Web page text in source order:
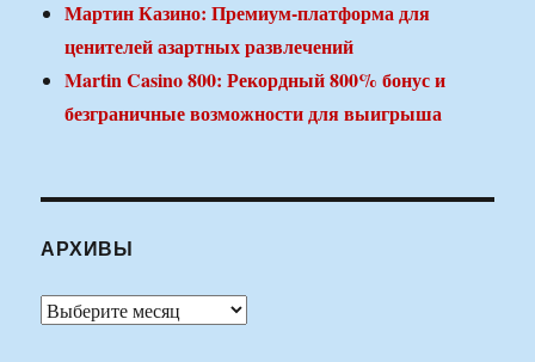
Мартин Казино: Премиум-платформа для
ценителей азартных развлечений
Martin Casino 800: Рекордный 800% бонус и
безграничные возможности для выигрыша
АРХИВЫ
Архивы